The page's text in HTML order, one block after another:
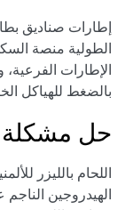
الطولية منصة
الإطارات
بالضغط للهياكل
حل مشكلة
اللحام بالليزر
الهيدروجين